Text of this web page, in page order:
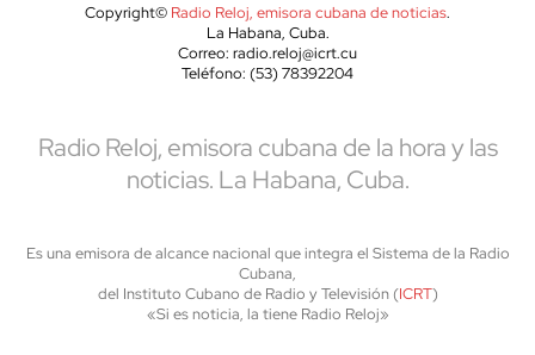
Copyright© Radio Reloj, emisora cubana de noticias.
La Habana, Cuba.
Correo: radio.reloj@icrt.cu
Teléfono: (53) 78392204
Radio Reloj, emisora cubana de la hora y las
noticias. La Habana, Cuba.
Es una emisora de alcance nacional que integra el Sistema de la Radio
Cubana,
del Instituto Cubano de Radio y Televisión (ICRT)
«Si es noticia, la tiene Radio Reloj»